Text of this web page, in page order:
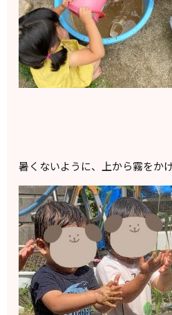
暑くないように、上から霧をか